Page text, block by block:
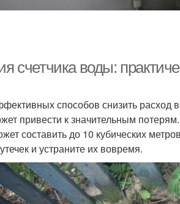
счетчика воды:
способов снизить расход
привести к значительным
составить до 10 кубических
и устраните их вовремя.